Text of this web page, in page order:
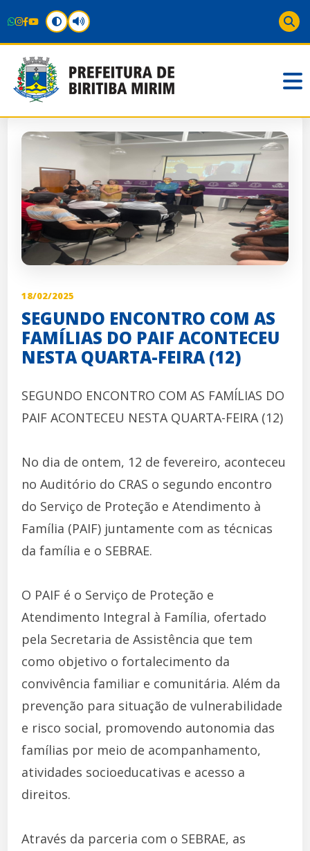
18/02/2025
SEGUNDO ENCONTRO COM AS
FAMÍLIAS DO PAIF ACONTECEU
NESTA QUARTA-FEIRA (12)
SEGUNDO ENCONTRO COM AS FAMÍLIAS DO
PAIF ACONTECEU NESTA QUARTA-FEIRA (12)
No dia de ontem, 12 de fevereiro, aconteceu
no Auditório do CRAS o segundo encontro
do Serviço de Proteção e Atendimento à
Família (PAIF) juntamente com as técnicas
da família e o SEBRAE.
O PAIF é o Serviço de Proteção e
Atendimento Integral à Família, ofertado
pela Secretaria de Assistência que tem
como objetivo o fortalecimento da
convivência familiar e comunitária. Além da
prevenção para situação de vulnerabilidade
e risco social, promovendo autonomia das
famílias por meio de acompanhamento,
atividades socioeducativas e acesso a
direitos.
Através da parceria com o SEBRAE, as